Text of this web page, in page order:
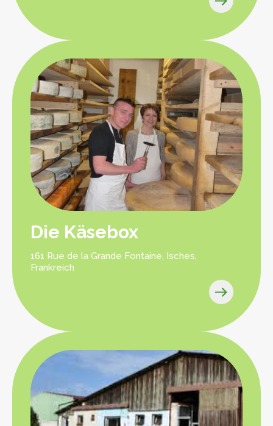
Die Käsebox
161 Rue de la Grande Fontaine, Isches,
Frankreich